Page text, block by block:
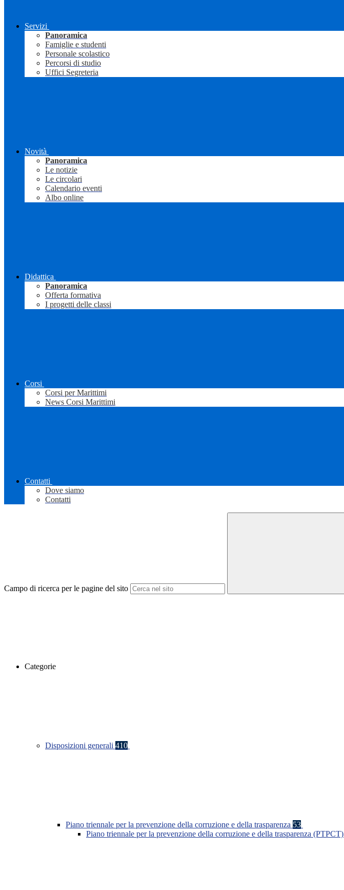
Servizi
Panoramica
Famiglie e studenti
Personale scolastico
Percorsi di studio
Uffici Segreteria
Novità
Panoramica
Le notizie
Le circolari
Calendario eventi
Albo online
Didattica
Panoramica
Offerta formativa
I progetti delle classi
Corsi
Corsi per Marittimi
News Corsi Marittimi
Contatti
Dove siamo
Contatti
Campo di ricerca per le pagine del sito
Categorie
Disposizioni generali 410
Piano triennale per la prevenzione della corruzione e della trasparenza 53
Piano triennale per la prevenzione della corruzione e della trasparenza (PTPCT)